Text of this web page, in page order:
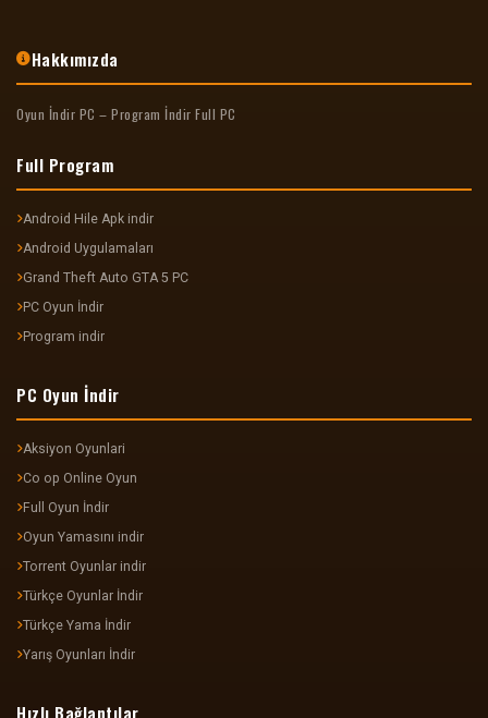
Hakkımızda
Oyun İndir PC – Program İndir Full PC
Full Program
Android Hile Apk indir
Android Uygulamaları
Grand Theft Auto GTA 5 PC
PC Oyun İndir
Program indir
PC Oyun İndir
Aksiyon Oyunlari
Co op Online Oyun
Full Oyun İndir
Oyun Yamasını indir
Torrent Oyunlar indir
Türkçe Oyunlar İndir
Türkçe Yama İndir
Yarış Oyunları İndir
Hızlı Bağlantılar